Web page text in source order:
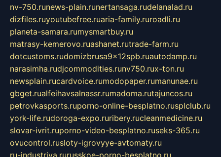
nv-750.runews-plain.runertansaga.rudelanalad.ru
dizfiles.ruyoutubefree.ruaria-family.ruroadli.ru
planeta-samara.rumysmartbuy.ru
matrasy-kemerovo.ruashanet.rutrade-farm.ru
dotcustoms.rudomizbrusa9x12spb.ruautodamp.ru
narasimha.rudjcommodities.runv750.rux-ton.ru
newsplain.rucardvoice.rumodopaper.rumanunae.ru
gbget.rualfeihavsalnassr.rumadoma.rutajuncos.ru
petrovkasports.ruporno-online-besplatno.rusplclub.ru
york-life.rudoroga-expo.ruribery.rucleanmedicine.ru
slovar-ivrit.ruporno-video-besplatno.ruseks-365.ru
ovucontrol.rusloty-igrovyye-avtomaty.ru
ru-industriya.rurusskoe-porno-besplatno.ru